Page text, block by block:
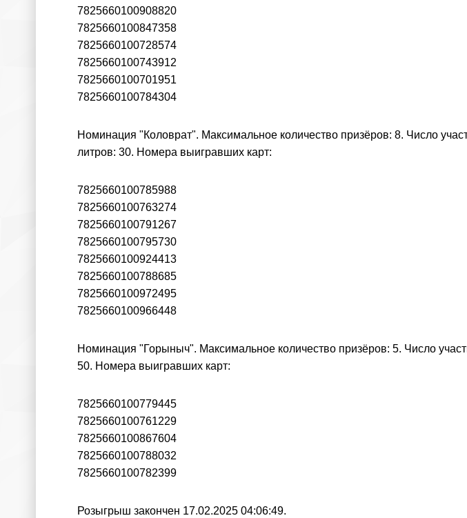
7825660100908820
7825660100847358
7825660100728574
7825660100743912
7825660100701951
7825660100784304
Номинация "Коловрат". Максимальное количество призёров: 8. Число
литров: 30. Номера выигравших карт:
7825660100785988
7825660100763274
7825660100791267
7825660100795730
7825660100924413
7825660100788685
7825660100972495
7825660100966448
Номинация "Горыныч". Максимальное количество призёров: 5. Число
50. Номера выигравших карт:
7825660100779445
7825660100761229
7825660100867604
7825660100788032
7825660100782399
Розыгрыш закончен 17.02.2025 04:06:49.